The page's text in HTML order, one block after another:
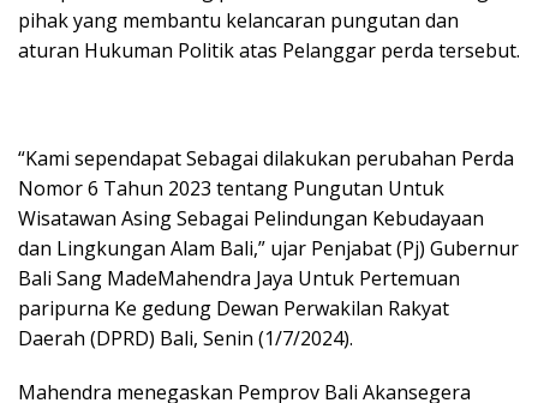
pihak yang membantu kelancaran pungutan dan
aturan Hukuman Politik atas Pelanggar perda tersebut.
“Kami sependapat Sebagai dilakukan perubahan Perda
Nomor 6 Tahun 2023 tentang Pungutan Untuk
Wisatawan Asing Sebagai Pelindungan Kebudayaan
dan Lingkungan Alam Bali,” ujar Penjabat (Pj) Gubernur
Bali Sang MadeMahendra Jaya Untuk Pertemuan
paripurna Ke gedung Dewan Perwakilan Rakyat
Daerah (DPRD) Bali, Senin (1/7/2024).
Mahendra menegaskan Pemprov Bali Akansegera